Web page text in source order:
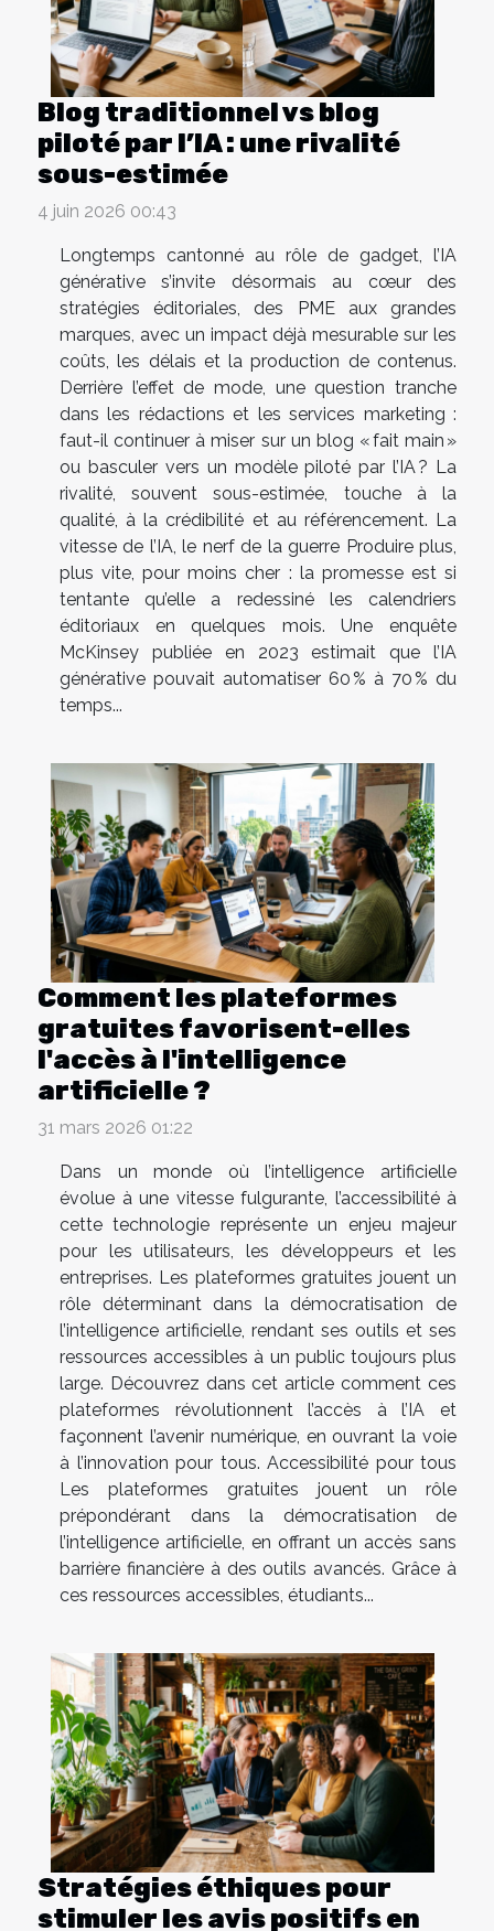
Blog traditionnel vs blog
piloté par l’IA : une rivalité
sous-estimée
4 juin 2026 00:43
Longtemps cantonné au rôle de gadget, l’IA
générative s’invite désormais au cœur des
stratégies éditoriales, des PME aux grandes
marques, avec un impact déjà mesurable sur les
coûts, les délais et la production de contenus.
Derrière l’effet de mode, une question tranche
dans les rédactions et les services marketing :
faut-il continuer à miser sur un blog « fait main »
ou basculer vers un modèle piloté par l’IA ? La
rivalité, souvent sous-estimée, touche à la
qualité, à la crédibilité et au référencement. La
vitesse de l’IA, le nerf de la guerre Produire plus,
plus vite, pour moins cher : la promesse est si
tentante qu’elle a redessiné les calendriers
éditoriaux en quelques mois. Une enquête
McKinsey publiée en 2023 estimait que l’IA
générative pouvait automatiser 60 % à 70 % du
temps...
Comment les plateformes
gratuites favorisent-elles
l'accès à l'intelligence
artificielle ?
31 mars 2026 01:22
Dans un monde où l’intelligence artificielle
évolue à une vitesse fulgurante, l’accessibilité à
cette technologie représente un enjeu majeur
pour les utilisateurs, les développeurs et les
entreprises. Les plateformes gratuites jouent un
rôle déterminant dans la démocratisation de
l’intelligence artificielle, rendant ses outils et ses
ressources accessibles à un public toujours plus
large. Découvrez dans cet article comment ces
plateformes révolutionnent l’accès à l’IA et
façonnent l’avenir numérique, en ouvrant la voie
à l’innovation pour tous. Accessibilité pour tous
Les plateformes gratuites jouent un rôle
prépondérant dans la démocratisation de
l’intelligence artificielle, en offrant un accès sans
barrière financière à des outils avancés. Grâce à
ces ressources accessibles, étudiants...
Stratégies éthiques pour
stimuler les avis positifs en